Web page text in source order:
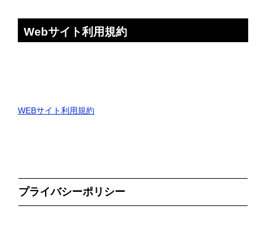
Webサイト利用規約
WEBサイト利用規約
プライバシーポリシー